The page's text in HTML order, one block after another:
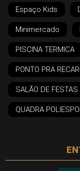
Espaço Kids
Minimercado
PISCINA TERMICA
PONTO PRA
SALÃO DE FESTAS
QUADRA